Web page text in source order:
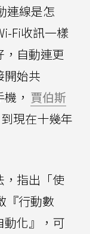
連線是怎
Fi收訊一樣
自動連更
開始共
， 賈伯斯
現在十幾年
指出「使
『行動數
動化』，可